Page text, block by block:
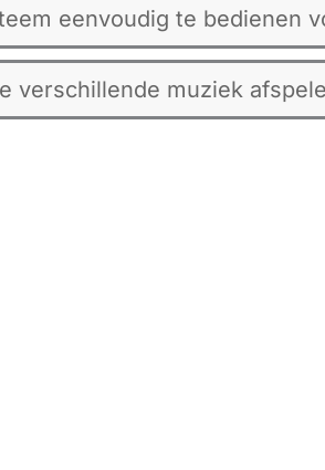
eenvoudig te bedienen
verschillende muziek